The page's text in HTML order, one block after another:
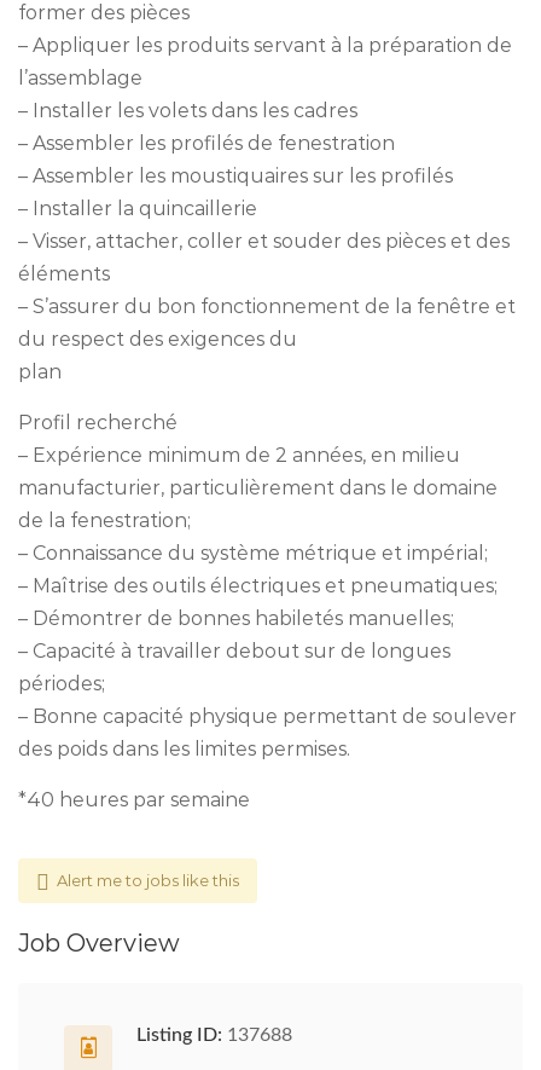
former des pièces
– Appliquer les produits servant à la préparation de
l’assemblage
– Installer les volets dans les cadres
– Assembler les profilés de fenestration
– Assembler les moustiquaires sur les profilés
– Installer la quincaillerie
– Visser, attacher, coller et souder des pièces et des
éléments
– S’assurer du bon fonctionnement de la fenêtre et
du respect des exigences du
plan
Profil recherché
– Expérience minimum de 2 années, en milieu
manufacturier, particulièrement dans le domaine
de la fenestration;
– Connaissance du système métrique et impérial;
– Maîtrise des outils électriques et pneumatiques;
– Démontrer de bonnes habiletés manuelles;
– Capacité à travailler debout sur de longues
périodes;
– Bonne capacité physique permettant de soulever
des poids dans les limites permises.
*40 heures par semaine
Alert me to jobs like this
Job Overview
Listing ID: 137688